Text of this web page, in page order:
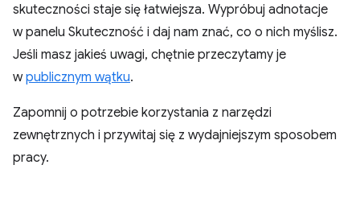
skuteczności staje się łatwiejsza. Wypróbuj adnotacje
w panelu Skuteczność i daj nam znać, co o nich myślisz.
Jeśli masz jakieś uwagi, chętnie przeczytamy je
wpublicznym wątku.
Zapomnij o potrzebie korzystania z narzędzi
zewnętrznych i przywitaj się z wydajniejszym sposobem
pracy.